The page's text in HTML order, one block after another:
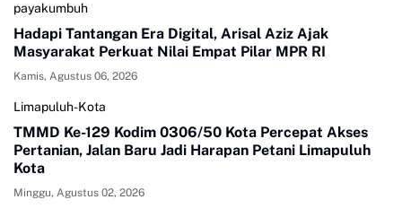
payakumbuh
Hadapi Tantangan Era Digital, Arisal Aziz Ajak
Masyarakat Perkuat Nilai Empat Pilar MPR RI
Kamis, Agustus 06, 2026
Limapuluh-Kota
TMMD Ke-129 Kodim 0306/50 Kota Percepat Akses
Pertanian, Jalan Baru Jadi Harapan Petani Limapuluh
Kota
Minggu, Agustus 02, 2026